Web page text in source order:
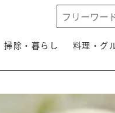
掃除・暮らし 料理・グ